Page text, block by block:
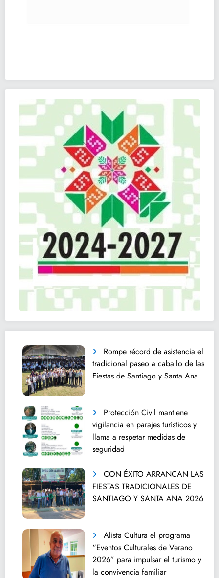
Rompe récord de asistencia el
tradicional paseo a caballo de las
Fiestas de Santiago y Santa Ana
Protección Civil mantiene
vigilancia en parajes turísticos y
llama a respetar medidas de
seguridad
CON ÉXITO ARRANCAN LAS
FIESTAS TRADICIONALES DE
SANTIAGO Y SANTA ANA 2026
Alista Cultura el programa
“Eventos Culturales de Verano
2026” para impulsar el turismo y
la convivencia familiar